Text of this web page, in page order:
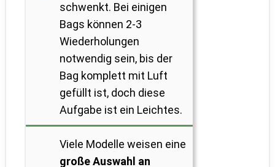
schwenkt. Bei einigen
Bags können 2-3
Wiederholungen
notwendig sein, bis der
Bag komplett mit Luft
gefüllt ist, doch diese
Aufgabe ist ein Leichtes.
Viele Modelle weisen eine
große Auswahl an